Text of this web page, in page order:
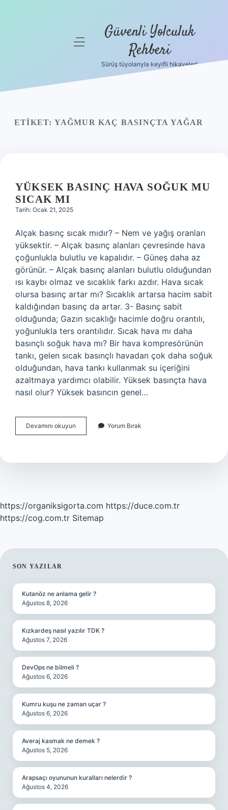
menüyü Güvenli Yolculuk
Rehberi
Sürüş tüyolarıyla keyifli hikayeler!
ETIKET: YAĞMUR KAÇ BASINÇTA YAĞAR
YÜKSEK BASINÇ HAVA SOĞUK MU
SICAK MI
Tarih: Ocak 21, 2025
Alçak basınç sıcak mıdır? – Nem ve yağış oranları
yüksektir. – Alçak basınç alanları çevresinde hava
çoğunlukla bulutlu ve kapalıdır. – Güneş daha az
görünür. – Alçak basınç alanları bulutlu olduğundan
ısı kaybı olmaz ve sıcaklık farkı azdır. Hava sıcak
olursa basınç artar mı? Sıcaklık artarsa ​​hacim sabit
kaldığından basınç da artar. 3- Basınç sabit
olduğunda; Gazın sıcaklığı hacimle doğru orantılı,
yoğunlukla ters orantılıdır. Sıcak hava mı daha
basınçlı soğuk hava mı? Bir hava kompresörünün
tankı, gelen sıcak basınçlı havadan çok daha soğuk
olduğundan, hava tankı kullanmak su içeriğini
azaltmaya yardımcı olabilir. Yüksek basınçta hava
nasıl olur? Yüksek basıncın genel…
Devamını okuyun
Basınç
Mu
Yorum Bırak
https://organiksigorta.com https://duce.com.tr
https://cog.com.tr Sitemap
SIDEBAR
SON YAZILAR
Kutanöz ne anlama gelir ?
Ağustos 8, 2026
Kızkardeş nasıl yazılır TDK ?
Ağustos 7, 2026
DevOps ne bilmeli ?
Ağustos 6, 2026
Kumru kuşu ne zaman uçar ?
Ağustos 6, 2026
Averaj kasmak ne demek ?
Ağustos 5, 2026
Arapsaçı oyununun kuralları nelerdir ?
Ağustos 4, 2026